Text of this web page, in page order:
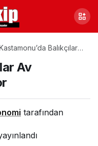
Balıkçılar
Av
tarafından
Paylaş